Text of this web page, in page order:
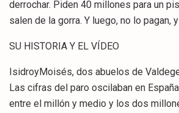
derrochar. Piden 40 millones para un
salen de la gorra. Y luego, no lo pagan,
SU HISTORIA Y EL VÍDEO
IsidroyMoisés, dos abuelos de
Las cifras del paro oscilaban en
entre el millón y medio y los dos